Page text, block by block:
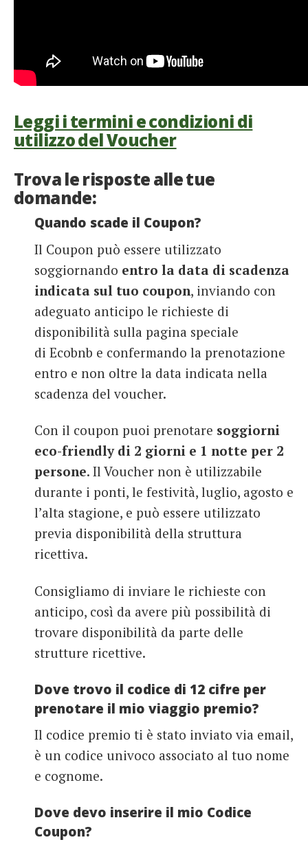
Leggi i termini e condizioni di
utilizzo del Voucher
Trova le risposte alle tue
domande:
Quando scade il Coupon?
Il Coupon può essere utilizzato
soggiornando entro la data di scadenza
indicata sul tuo coupon, inviando con
adeguato anticipo le richieste di
disponibilità sulla pagina speciale
di Ecobnb e confermando la prenotazione
entro e non oltre la data indicata nella
scadenza del voucher.
Con il coupon puoi prenotare soggiorni
eco-friendly di 2 giorni e 1 notte per 2
persone. Il Voucher non è utilizzabile
durante i ponti, le festività, luglio, agosto e
l’alta stagione, e può essere utilizzato
previa disponibilità della struttura
ricettiva.
Consigliamo di inviare le richieste con
anticipo, così da avere più possibilità di
trovare disponibilità da parte delle
strutture ricettive.
Dove trovo il codice di 12 cifre per
prenotare il mio viaggio premio?
Il codice premio ti è stato inviato via email,
è un codice univoco associato al tuo nome
e cognome.
Dove devo inserire il mio Codice
Coupon?